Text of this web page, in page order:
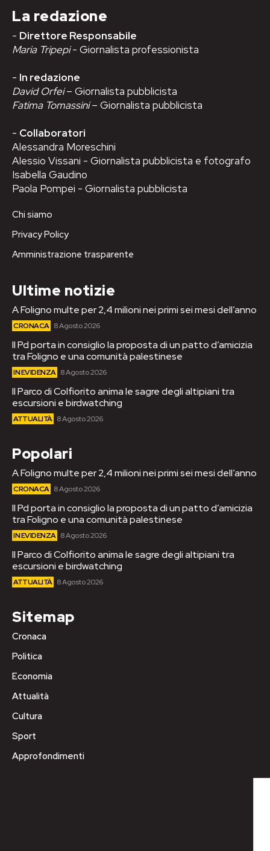
La redazione
- Direttore Responsabile
Maria Tripepi- Giornalista professionista
- In redazione
David Orfei– Giornalista pubblicista
Fatima Tomassini– Giornalista pubblicista
- Collaboratori
Alessandra Moreschini
Alessio Vissani - Giornalista pubblicista e fotografo
Isabella Gaudino
Paola Pompei - Giornalista pubblicista
Chi siamo
Privacy Policy
Amministrazione trasparente
Ultime notizie
A Foligno multe per 2,4 milioni nei primi sei mesi dell’anno
CRONACA 8 Agosto 2026
Il Pd porta in consiglio la proposta di un patto d’amicizia
tra Foligno e una comunità palestinese
IN EVIDENZA 8 Agosto 2026
Il Parco di Colfiorito anima le sagre degli altipiani tra
escursioni e birdwatching
ATTUALITÀ 8 Agosto 2026
Popolari
A Foligno multe per 2,4 milioni nei primi sei mesi dell’anno
CRONACA 8 Agosto 2026
Il Pd porta in consiglio la proposta di un patto d’amicizia
tra Foligno e una comunità palestinese
IN EVIDENZA 8 Agosto 2026
Il Parco di Colfiorito anima le sagre degli altipiani tra
escursioni e birdwatching
ATTUALITÀ 8 Agosto 2026
Sitemap
Cronaca
Politica
Economia
Attualità
Cultura
Sport
Approfondimenti